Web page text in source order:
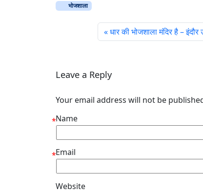
भोजशाला
धार की भोजशाला मंदिर है – इंदौर
Leave a Reply
Your email address will not be
Name
*
Email
*
Website